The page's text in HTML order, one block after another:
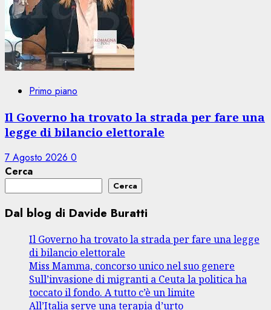
Primo piano
Il Governo ha trovato la strada per fare una
legge di bilancio elettorale
7 Agosto 2026 0
Cerca
Cerca
Dal blog di Davide Buratti
Il Governo ha trovato la strada per fare una legge
di bilancio elettorale
Miss Mamma, concorso unico nel suo genere
Sull’invasione di migranti a Ceuta la politica ha
toccato il fondo. A tutto c’è un limite
All’Italia serve una terapia d’urto